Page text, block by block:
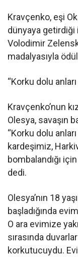
Kravçenko, eşi
dünyaya getirdiği
Volodimir
madalyasıyla
“Korku dolu anları
Kravçenko’nun
Olesya, savaşın
“Korku dolu
kardeşimiz,
bombalandığı
dedi.
Olesya’nın 18
başladığında
O ara evimize
sırasında
korkutucuydu.